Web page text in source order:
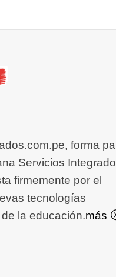
forma
Servicios
firmemente por el
tecnologías
la educación.más